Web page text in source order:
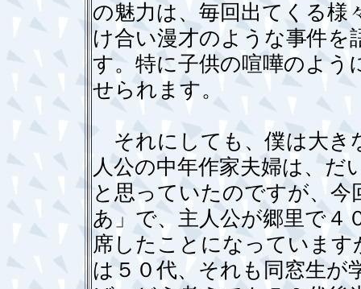
の魅力は、毎回出てくる様
け合い漫才のような事件
す。特に子供の喧嘩のよう
せられます。
それにしても、僕は大き
人公の中年作家夫婦は、だ
と思っていたのですが、
あ」で、主人公が郷里で４
席したことになっていま
は５０代、それも同窓生が